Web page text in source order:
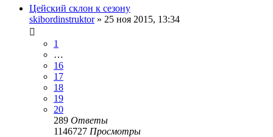
Цейский склон к сезону
skibordinstruktor» 25 ноя 2015, 13:34
1
…
16
17
18
19
20
289 Ответы
1146727 Просмотры